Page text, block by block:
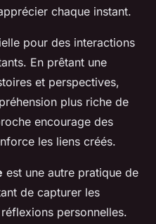
chaque instant.
pour des interactions
En prêtant une
et perspectives,
plus riche de
encourage des
les liens créés.
est une autre pratique de
de capturer les
personnelles.